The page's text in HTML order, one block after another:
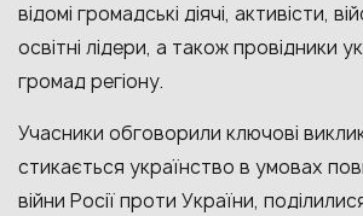
відомі громадські діячі, активісти,
освітні лідери, а також провідники
громад регіону.
Учасники обговорили ключові
стикається українство в умовах
війни Росії проти України,